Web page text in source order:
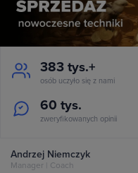
383 tys.+
osób uczyło się z nami
60 tys.
zweryfikowanych opinii
Andrzej Niemczyk
Manager | Coach